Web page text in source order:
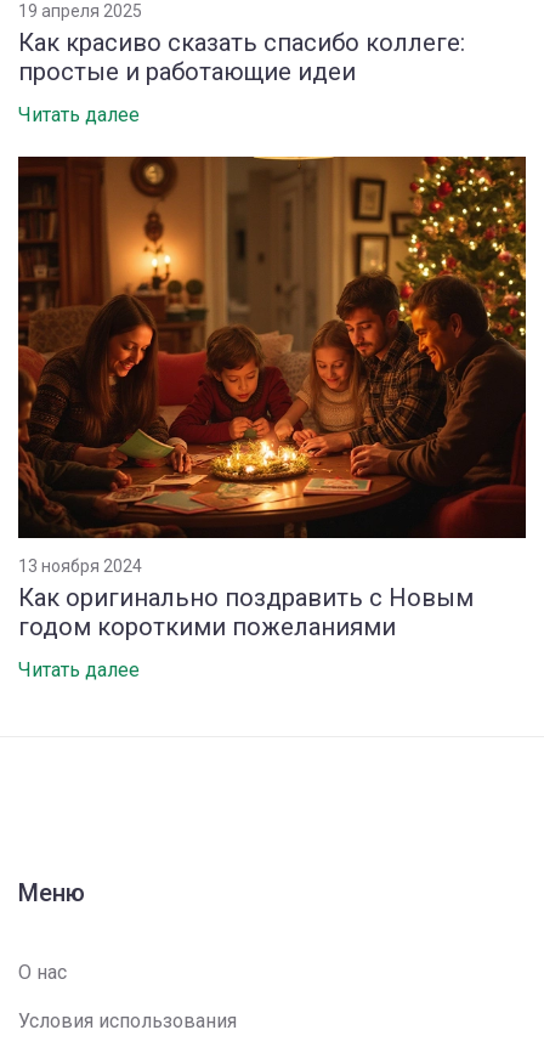
19 апреля 2025
Как красиво сказать спасибо коллеге:
простые и работающие идеи
Читать далее
13 ноября 2024
Как оригинально поздравить с Новым
годом короткими пожеланиями
Читать далее
Меню
О нас
Условия использования